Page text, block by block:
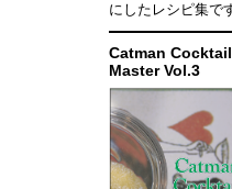
にしたレシピ集で
Catman Cocktail
Master Vol.3